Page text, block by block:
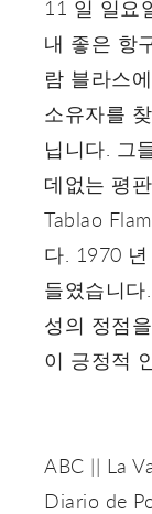
11 일 일요
내 좋은 항
람 블라스
소유자를
닙니다. 그
데없는 평
Tablao
다. 1970
들였습니
성의 정점
이 긍정적
ABC || La
Diario de